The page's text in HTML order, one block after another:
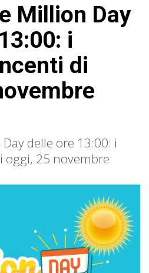
Million Day
i
di
delle ore 13:00: i
25 novembre